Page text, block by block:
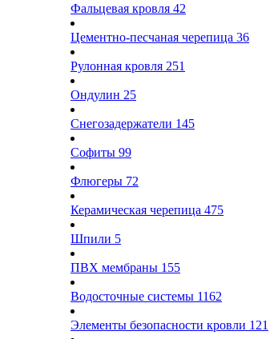
Фальцевая кровля 42
Цементно-песчаная черепица 36
Рулонная кровля 251
Ондулин 25
Снегозадержатели 145
Софиты 99
Флюгеры 72
Керамическая черепица 475
Шпили 5
ПВХ мембраны 155
Водосточные системы 1162
Элементы безопасности кровли 121